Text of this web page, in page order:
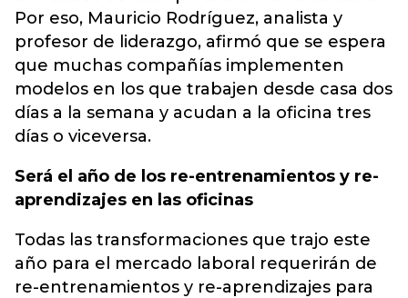
Por eso, Mauricio Rodríguez, analista y
profesor de liderazgo, afirmó que se espera
que muchas compañías implementen
modelos en los que trabajen desde casa dos
días a la semana y acudan a la oficina tres
días o viceversa.
Será el año de los re-entrenamientos y re-
aprendizajes en las oficinas
Todas las transformaciones que trajo este
año para el mercado laboral requerirán de
re-entrenamientos y re-aprendizajes para